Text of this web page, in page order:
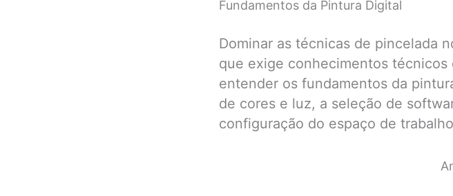
Fundamentos da Pintura Digital
Dominar as técnicas de pincelada
que exige conhecimentos
entender os fundamentos da
de cores e luz, a seleção de
configuração do espaço de